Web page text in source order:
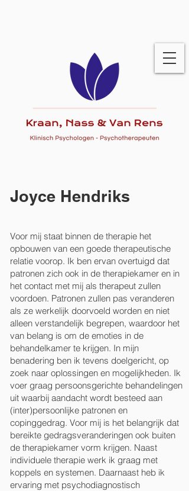
Joyce Hendriks
Voor mij staat binnen de therapie het
opbouwen van een goede therapeutische
relatie voorop. Ik ben ervan overtuigd dat
patronen zich ook in de therapiekamer en in
het contact met mij als therapeut zullen
voordoen. Patronen zullen pas veranderen
als ze werkelijk doorvoeld worden en niet
alleen verstandelijk begrepen, waardoor het
van belang is om de emoties in de
behandelkamer te krijgen. In mijn
benadering ben ik tevens doelgericht, op
zoek naar oplossingen en mogelijkheden. Ik
voer graag persoonsgerichte behandelingen
uit waarbij aandacht wordt besteed aan
(inter)persoonlijke patronen en
copinggedrag. Voor mij is het belangrijk dat
bereikte gedragsveranderingen ook buiten
de therapiekamer vorm krijgen. Naast
individuele therapie werk ik graag met
koppels en systemen. Daarnaast heb ik
ervaring met psychodiagnostisch